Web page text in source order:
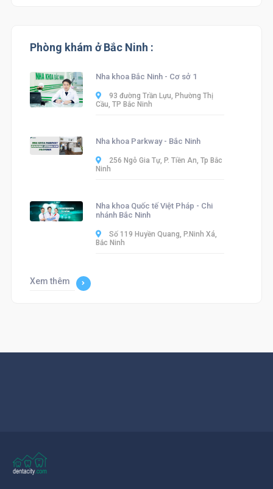
Phòng khám ở Bắc Ninh :
Nha khoa Bắc Ninh - Cơ sở 1
93 đường Trần Lựu, Phường Thị
Cầu, TP Bắc Ninh
Nha khoa Parkway - Bắc Ninh
256 Ngô Gia Tự, P. Tiền An, Tp Bắc
Ninh
Nha khoa Quốc tế Việt Pháp - Chi
nhánh Bắc Ninh
Số 119 Huyền Quang, P.Ninh Xá,
Bắc Ninh
Xem thêm